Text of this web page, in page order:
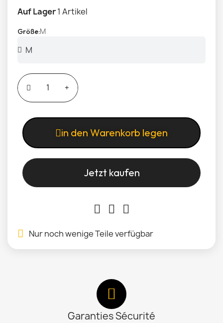
Auf Lager1 Artikel
Größe M
in den Warenkorb legen
Jetzt kaufen
Nur noch wenige Teile verfügbar
Garanties Sécurité